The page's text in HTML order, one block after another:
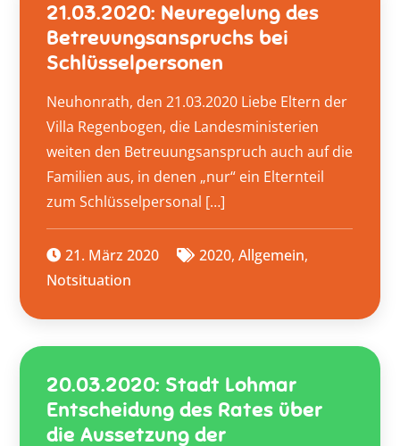
21.03.2020: Neuregelung des
Betreuungsanspruchs bei
Schlüsselpersonen
Neuhonrath, den 21.03.2020 Liebe Eltern der
Villa Regenbogen, die Landesministerien
weiten den Betreuungsanspruch auch auf die
Familien aus, in denen „nur“ ein Elternteil
zum Schlüsselpersonal […]
21. März 2020 2020,Allgemein,
Notsituation
20.03.2020: Stadt Lohmar
Entscheidung des Rates über
die Aussetzung der